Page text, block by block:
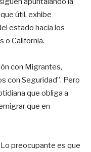
útil, exhibe
estado hacia los
o California.
con Migrantes,
con Seguridad”. Pero
que obliga a
que en
preocupante es que